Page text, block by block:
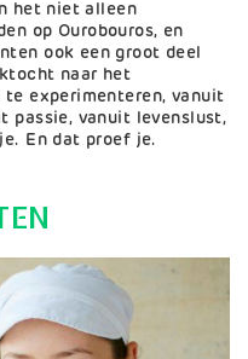
het niet alleen
op Ourobouros, en
ook een groot deel
naar het
experimenteren, vanuit
passie, vanuit levenslust,
En dat proef je.